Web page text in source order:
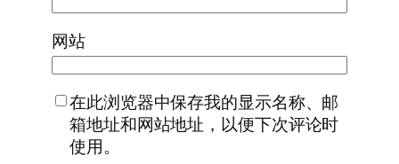
网站
在此浏览器中保存我的显示名称、邮
箱地址和网站地址，以便下次评论时
使用。